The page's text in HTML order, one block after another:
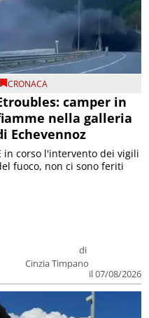
CRONACA
camper in
nella galleria
Echevennoz
di
Cinzia Timpano
il 07/08/2026
in corso l'intervento dei vigili
fuoco, non ci sono feriti